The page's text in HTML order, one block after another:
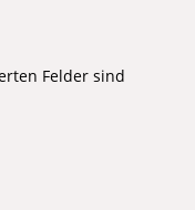
Felder sind